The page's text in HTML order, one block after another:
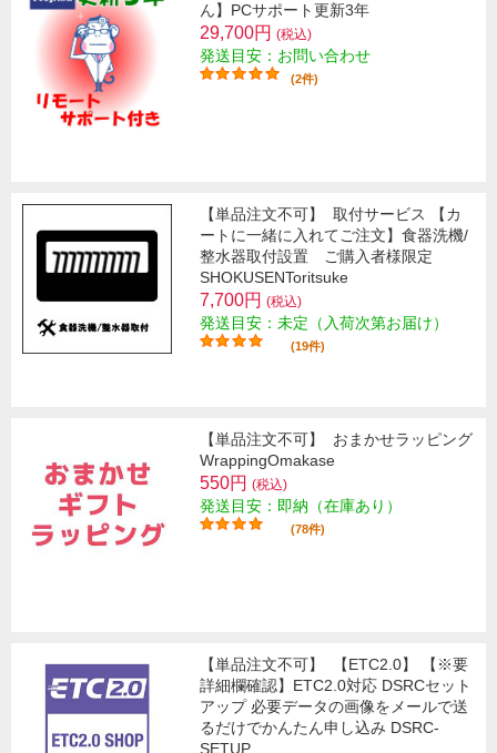
ん】PCサポート更新3年
29,700円 (税込)
発送目安：お問い合わせ
(2件)
【単品注文不可】
取付サービス 【カ
ートに一緒に入れてご注文】食器洗機/
整水器取付設置 ご購入者様限定
SHOKUSENToritsuke
7,700円 (税込)
発送目安：未定（入荷次第お届け）
(19件)
【単品注文不可】
おまかせラッピング
WrappingOmakase
550円 (税込)
発送目安：即納（在庫あり）
(78件)
【単品注文不可】
【ETC2.0】 【※要
詳細欄確認】ETC2.0対応 DSRCセット
アップ 必要データの画像をメールで送
るだけでかんたん申し込み DSRC-
SETUP